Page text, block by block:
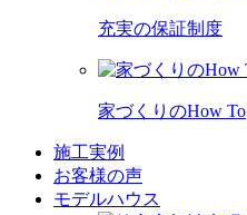
充実の保証制度
家づくりのHow To
施工実例
お客様の声
モデルハウス